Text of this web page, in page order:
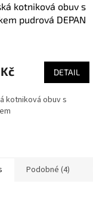
kotniková obuv s
pudrová DEPAN
DETAIL
kotniková obuv s
Podobné (4)